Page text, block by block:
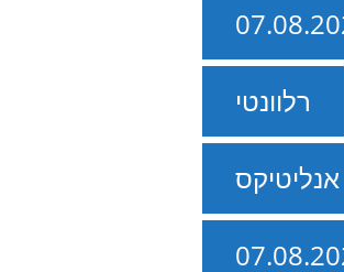
רלוונטי
אנליטיקס